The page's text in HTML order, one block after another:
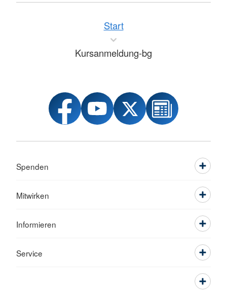
Start
Kursanmeldung-bg
Spenden
Mitwirken
Informieren
Service